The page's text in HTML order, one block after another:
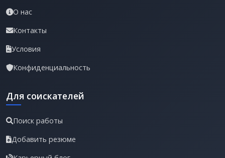
О нас
Контакты
Условия
Конфиденциальность
Для соискателей
Поиск работы
Добавить резюме